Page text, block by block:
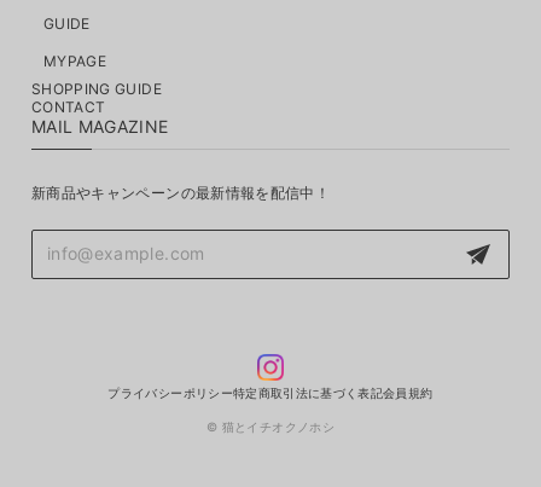
GUIDE
MYPAGE
SHOPPING GUIDE
CONTACT
MAIL MAGAZINE
新商品やキャンペーンの最新情報を配信中！
プライバシーポリシー特定商取引法に基づく表記会員規約
© 猫とイチオクノホシ